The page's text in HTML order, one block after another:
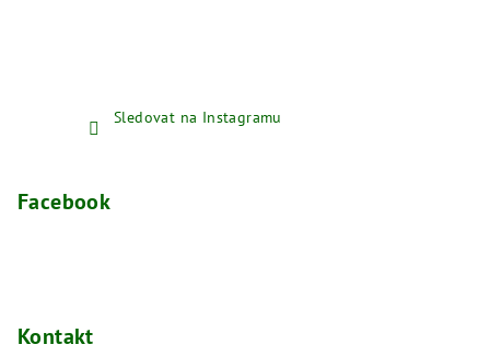
Sledovat na Instagramu
Facebook
Kontakt